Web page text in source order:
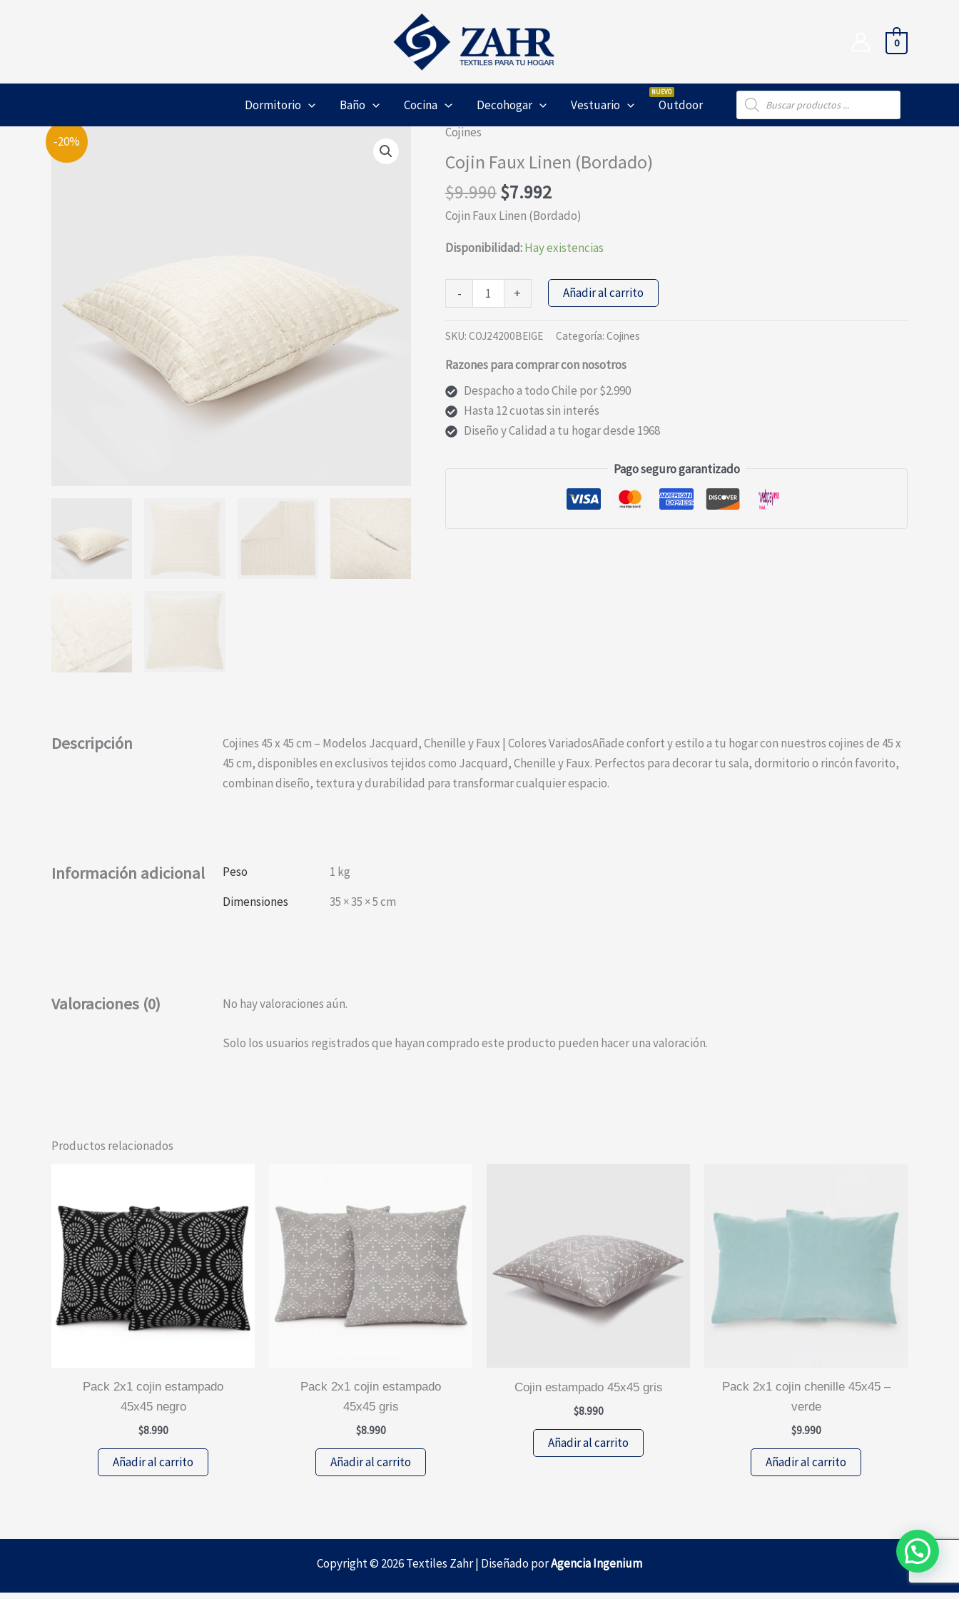
0
Dormitorio Baño Cocina Decohogar Vestuario Outdoor
Búsqueda
de
productos
-20%
Cojines
Cojin Faux Linen (Bordado)
$9.990El
precio
era:
$7.992El
precio
es:
Cojin Faux Linen (Bordado)
Disponibilidad:Hay existencias
-
Faux
Linen
cantidad
+ Añadir al carrito
SKU: COJ24200BEIGE Categoría: Cojines
Razones para comprar con nosotros
Despacho a todo Chile por $2.990
Hasta 12 cuotas sin interés
Diseño y Calidad a tu hogar desde 1968
Pago seguro garantizado
Descripción
Cojines 45 x 45 cm – Modelos Jacquard, Chenille y Faux | Colores VariadosAñade confort y estilo a tu hogar con nuestros cojines de 45 x
45 cm, disponibles en exclusivos tejidos como Jacquard, Chenille y Faux. Perfectos para decorar tu sala, dormitorio o rincón favorito,
combinan diseño, textura y durabilidad para transformar cualquier espacio.
Información adicional Peso
1 kg
Dimensiones
35 × 35 × 5 cm
Valoraciones (0) No hay valoraciones aún.
Solo los usuarios registrados que hayan comprado este producto pueden hacer una valoración.
Productos relacionados
pack 2x1 cojin estampado
45x45 negro
$8.990
Añadir al carrito
pack 2x1 cojin estampado
45x45 gris
$8.990
Añadir al carrito
cojin estampado 45x45 gris
$8.990
Añadir al carrito
pack 2x1 cojin chenille 45x45 –
verde
$9.990
Añadir al carrito
Copyright © 2026 Textiles Zahr | Diseñado porAgencia Ingenium